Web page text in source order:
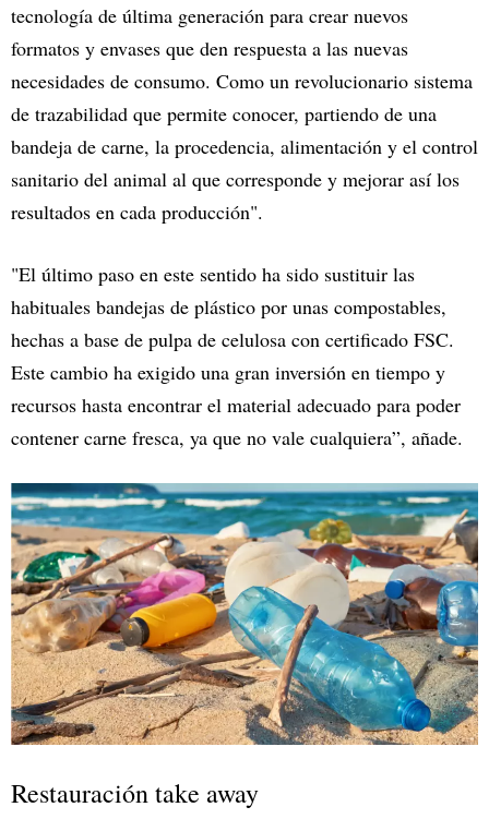
tecnología de última generación para crear nuevos
formatos y envases que den respuesta a las nuevas
necesidades de consumo. Como un revolucionario sistema
de trazabilidad que permite conocer, partiendo de una
bandeja de carne, la procedencia, alimentación y el control
sanitario del animal al que corresponde y mejorar así los
resultados en cada producción".
"El último paso en este sentido ha sido sustituir las
habituales bandejas de plástico por unas compostables,
hechas a base de pulpa de celulosa con certificado FSC.
Este cambio ha exigido una gran inversión en tiempo y
recursos hasta encontrar el material adecuado para poder
contener carne fresca, ya que no vale cualquiera”, añade.
Restauración take away